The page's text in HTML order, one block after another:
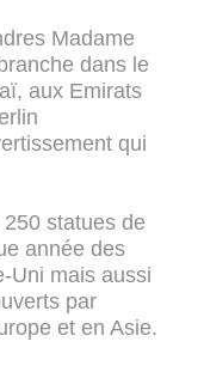
Madame
dans le
aux Emirats
qui
statues de
année des
Uni mais aussi
par
et en Asie.